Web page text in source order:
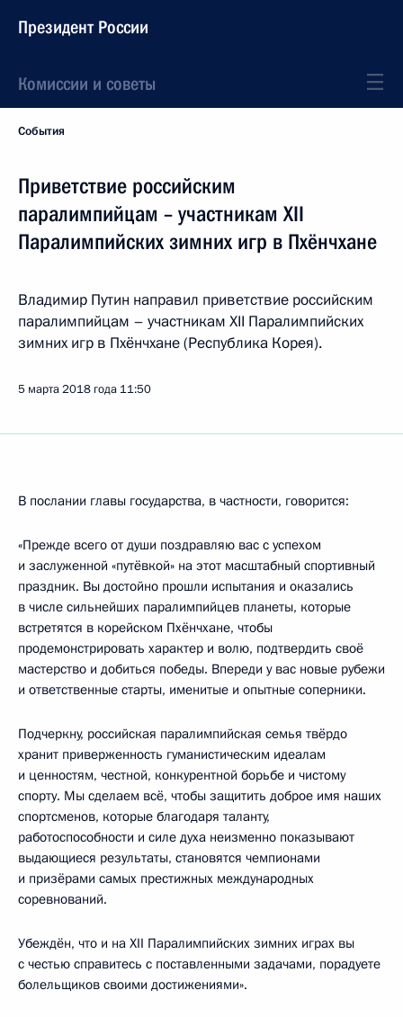
Президент России
Комиссии и советы
События
Приветствие российским
паралимпийцам – участникам XII
Паралимпийских зимних игр в Пхёнчхане
Владимир Путин направил приветствие российским
паралимпийцам – участникам XII Паралимпийских
зимних игр в Пхёнчхане (Республика Корея).
5 марта 2018 года 11:50
В послании главы государства, в частности, говорится:
«Прежде всего от души поздравляю вас с успехом
и заслуженной «путёвкой» на этот масштабный спортивный
праздник. Вы достойно прошли испытания и оказались
в числе сильнейших паралимпийцев планеты, которые
встретятся в корейском Пхёнчхане, чтобы
продемонстрировать характер и волю, подтвердить своё
мастерство и добиться победы. Впереди у вас новые рубежи
и ответственные старты, именитые и опытные соперники.
Подчеркну, российская паралимпийская семья твёрдо
хранит приверженность гуманистическим идеалам
и ценностям, честной, конкурентной борьбе и чистому
спорту. Мы сделаем всё, чтобы защитить доброе имя наших
спортсменов, которые благодаря таланту,
работоспособности и силе духа неизменно показывают
выдающиеся результаты, становятся чемпионами
и призёрами самых престижных международных
соревнований.
Убеждён, что и на XII Паралимпийских зимних играх вы
с честью справитесь с поставленными задачами, порадуете
болельщиков своими достижениями».